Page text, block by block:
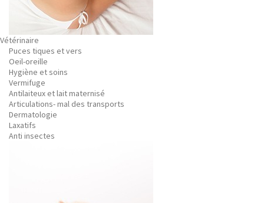
Vétérinaire
Puces tiques et vers
Oeil-oreille
Hygiène et soins
Vermifuge
Antilaiteux et lait maternisé
Articulations- mal des transports
Dermatologie
Laxatifs
Anti insectes